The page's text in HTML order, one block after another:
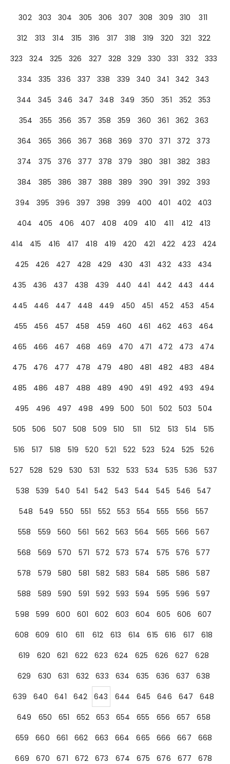
302
303 304 305 306 307 308 309 310
311
312
313 314 315 316 317 318 319 320 321
322
323
324 325 326 327 328 329 330 331 332
333
334
335 336 337 338 339 340 341 342
343
344
345 346 347 348 349 350 351 352
353
354
355 356 357 358 359 360 361 362
363
364
365 366 367 368 369 370 371 372
373
374
375 376 377 378 379 380 381 382
383
384
385 386 387 388 389 390 391 392
393
394
395 396 397 398 399 400 401 402
403
404
405 406 407 408 409 410 411 412
413
414
415 416 417 418 419 420 421 422 423
424
425
426 427 428 429 430 431 432 433
434
435
436 437 438 439 440 441 442 443
444
445
446 447 448 449 450 451 452 453
454
455
456 457 458 459 460 461 462 463
464
465
466 467 468 469 470 471 472 473
474
475
476 477 478 479 480 481 482 483
484
485
486 487 488 489 490 491 492 493
494
495
496 497 498 499 500 501 502 503
504
505
506 507 508 509 510 511 512 513 514
515
516
517 518 519 520 521 522 523 524 525
526
527
528 529 530 531 532 533 534 535 536
537
538
539 540 541 542 543 544 545 546
547
548
549 550 551 552 553 554 555 556
557
558
559 560 561 562 563 564 565 566
567
568
569 570 571 572 573 574 575 576
577
578
579 580 581 582 583 584 585 586
587
588
589 590 591 592 593 594 595 596
597
598
599 600 601 602 603 604 605 606
607
608
609 610 611 612 613 614 615 616 617
618
619
620 621 622 623 624 625 626 627
628
629
630 631 632 633 634 635 636 637
638
639
640 641 642 643 644 645 646 647
648
649
650 651 652 653 654 655 656 657
658
659
660 661 662 663 664 665 666 667
668
669
670 671 672 673 674 675 676 677
678